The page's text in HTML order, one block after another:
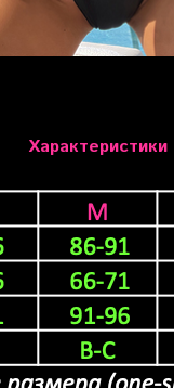
Характеристики